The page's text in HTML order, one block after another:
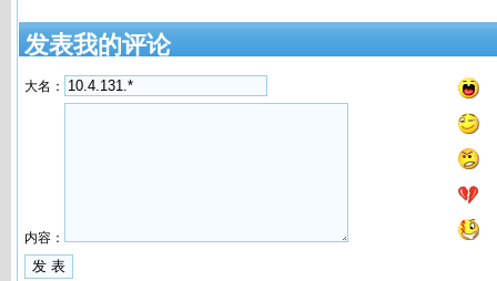
发表我的评论
大名：
内容：